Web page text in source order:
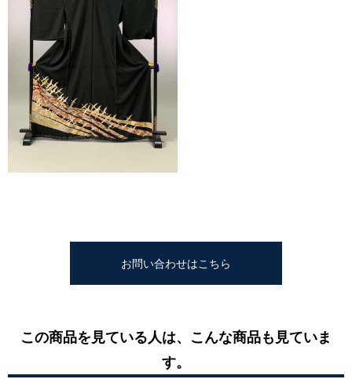
お問い合わせはこちら
この商品を見ている人は、こんな商品も見ていま
す。